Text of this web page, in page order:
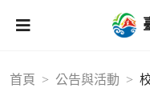
首頁 公告與活動